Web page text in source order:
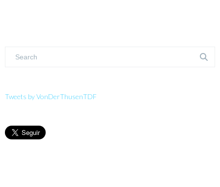
Tweets by VonDerThusenTDF